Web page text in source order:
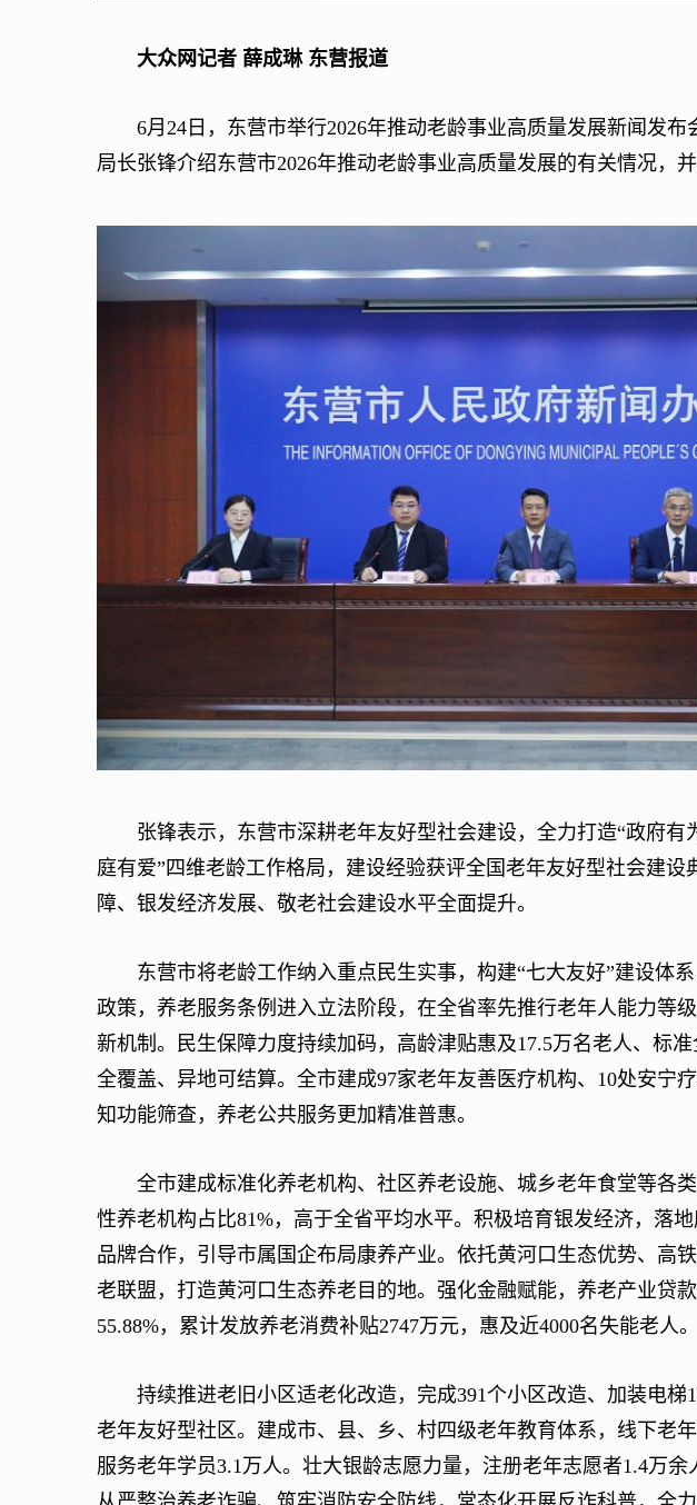
大众网记者 薛成琳 东营报道
6月24日，东营市举行2026年推动老龄事业高质量发展新闻发布
局长张锋介绍东营市2026年推动老龄事业高质量发展的有关情况，并
张锋表示，东营市深耕老年友好型社会建设，全力打造“政府有
庭有爱”四维老龄工作格局，建设经验获评全国老年友好型社会建设
障、银发经济发展、敬老社会建设水平全面提升。
东营市将老龄工作纳入重点民生实事，构建“七大友好”建设体系
政策，养老服务条例进入立法阶段，在全省率先推行老年人能力等
新机制。民生保障力度持续加码，高龄津贴惠及17.5万名老人、标
全覆盖、异地可结算。全市建成97家老年友善医疗机构、10处安宁
知功能筛查，养老公共服务更加精准普惠。
全市建成标准化养老机构、社区养老设施、城乡老年食堂等各类
性养老机构占比81%，高于全省平均水平。积极培育银发经济，落
品牌合作，引导市属国企布局康养产业。依托黄河口生态优势、高
老联盟，打造黄河口生态养老目的地。强化金融赋能，养老产业贷
55.88%，累计发放养老消费补贴2747万元，惠及近4000名失能老人。
持续推进老旧小区适老化改造，完成391个小区改造、加装电梯
老年友好型社区。建成市、县、乡、村四级老年教育体系，线下老年
服务老年学员3.1万人。壮大银龄志愿力量，注册老年志愿者1.4万余